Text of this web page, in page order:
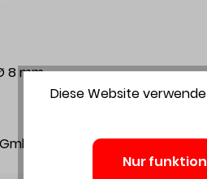
8 mm
& Co. KG , Zum
Diese Website
Nur